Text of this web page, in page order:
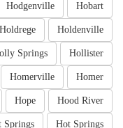
Hobart
Hodgenville
Holdenville
Holdrege
Hollister
Springs
Homer
Homerville
Hood River
Hope
Hot Springs
Springs